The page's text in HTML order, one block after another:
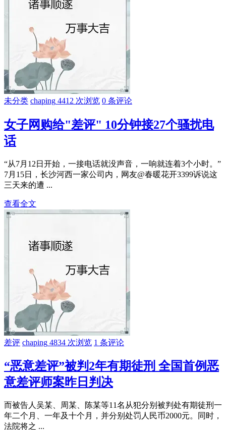
未分类 chaping 4412 次浏览 0 条评论
女子网购给"差评" 10分钟接27个骚扰电
话
“从7月12日开始，一接电话就没声音，一响就连着3个小时。”
7月15日，长沙河西一家公司内，网友@春暖花开3399诉说这
三天来的遭 ...
查看全文
差评 chaping 4834 次浏览 1 条评论
“恶意差评”被判2年有期徒刑 全国首例恶
意差评师案昨日判决
而被告人吴某、周某、陈某等11名从犯分别被判处有期徒刑一
年二个月、一年及十个月，并分别处罚人民币2000元。同时，
法院将之 ...